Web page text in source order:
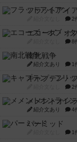
フラットアイ
2
エコーズ・オ
8
南北戦争
紹介文あり 1
キャプテン・
2
メメントオン
紹介文あり 4
パーミッド
1